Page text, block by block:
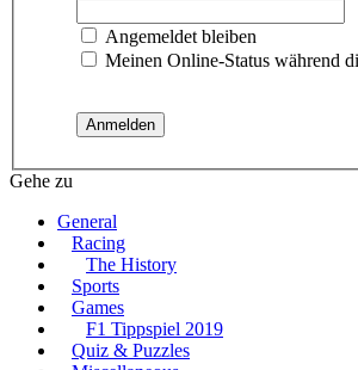
Angemeldet bleiben
Meinen Online-Status während
Gehe zu
General
Racing
The History
Sports
Games
F1 Tippspiel 2019
Quiz & Puzzles